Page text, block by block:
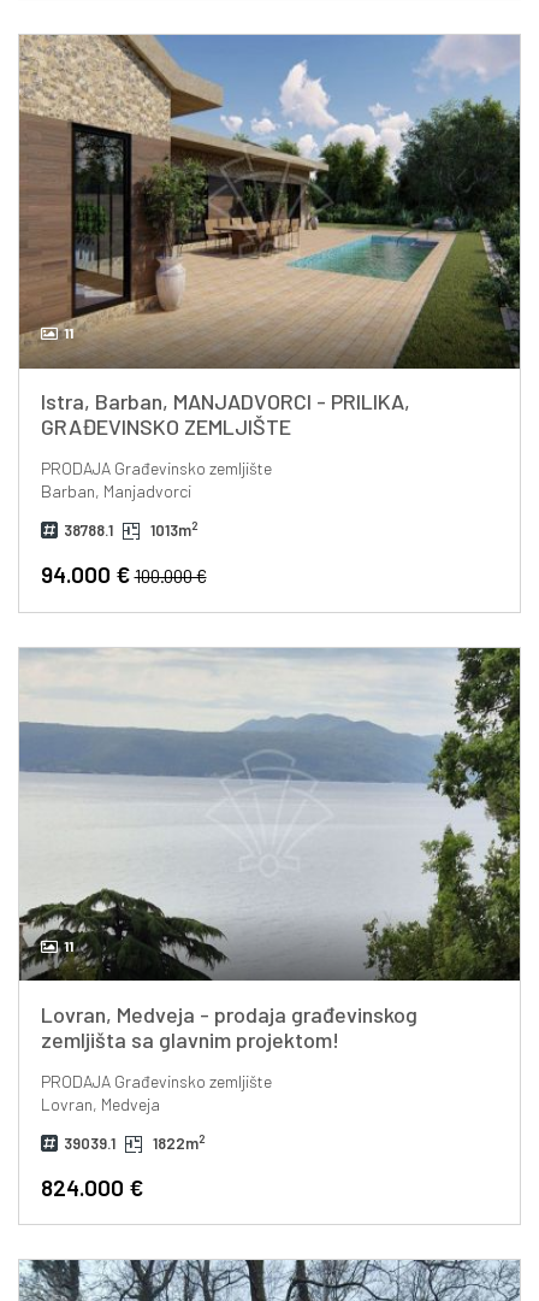
11
Istra, Barban, MANJADVORCI - PRILIKA,
GRAĐEVINSKO ZEMLJIŠTE
PRODAJAGrađevinsko zemljište
Barban, Manjadvorci
38788.1 1013m2
94.000 €100.000 €
11
Lovran, Medveja - prodaja građevinskog
zemljišta sa glavnim projektom!
PRODAJAGrađevinsko zemljište
Lovran, Medveja
39039.1 1822m2
824.000 €